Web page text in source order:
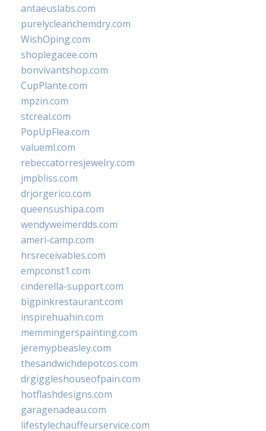
antaeuslabs.com
purelycleanchemdry.com
WishOping.com
shoplegacee.com
bonvivantshop.com
CupPlante.com
mpzin.com
stcreal.com
PopUpFlea.com
valueml.com
rebeccatorresjewelry.com
jmpbliss.com
drjorgerico.com
queensushipa.com
wendyweimerdds.com
ameri-camp.com
hrsreceivables.com
empconst1.com
cinderella-support.com
bigpinkrestaurant.com
inspirehuahin.com
memmingerspainting.com
jeremypbeasley.com
thesandwichdepotcos.com
drgiggleshouseofpain.com
hotflashdesigns.com
garagenadeau.com
lifestylechauffeurservice.com